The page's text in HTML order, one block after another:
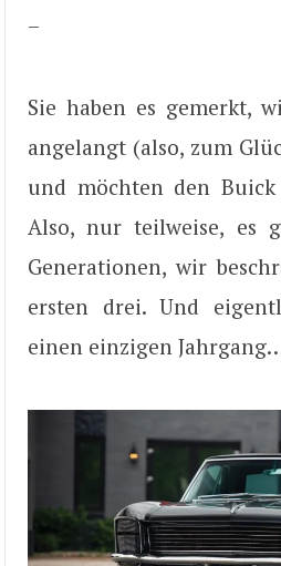
–
Sie haben es gemerkt,
angelangt (also, zum
und möchten den
Also, nur teilweise, es
Generationen, wir
ersten drei. Und
einen einzigen